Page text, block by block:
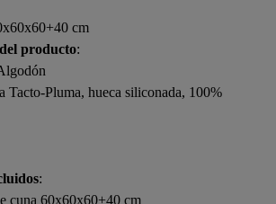
cm
producto:
Tacto-Pluma, hueca siliconada, 100%
:
cuna 60x60x60+40 cm